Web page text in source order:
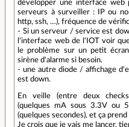
développer une interface
serveurs à surveiller : IP ou
http, ssh, …), fréquence de
- Si un serveur / service est
l'interface web de l'IOT voir
le problème sur un petit
sirène d'alarme si besoin.
- une autre diode / affichage
est down.
En veille (entre deux
(quelques mA sous 3.3V ou
(quelques secondes), et ça
Je crois que je vais me lancer,